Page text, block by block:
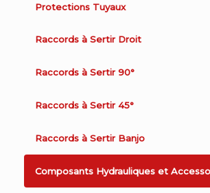
Protections Tuyaux
Raccords à Sertir Droit
Raccords à Sertir 90°
Raccords à Sertir 45°
Raccords à Sertir Banjo
Composants Hydrauliques et